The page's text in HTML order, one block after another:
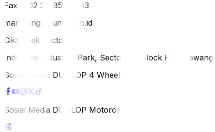
Fax (+62 21) 856-5893
marketing@dunlop.co.id
Cikampek Factory
Indotaisei Industrial Park, Sector 1A, Block H,
Sosial Media DUNLOP 4 Wheels
Sosial Media DUNLOP Motorcycle